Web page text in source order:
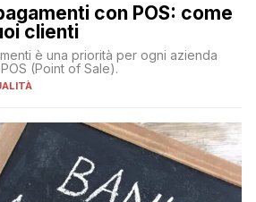
con POS: come
clienti
è una priorità per ogni azienda
(Point of Sale).